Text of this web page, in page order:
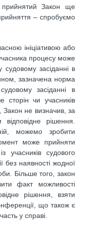
прийнятий Закон ще
– спробуємо
ініціативою або
процесу може
судовому засіданні в
зазначена норма
засіданні в
сторін чи учасників
не визначив, за
рішення.
можемо зробити
може прийняти
учасників судового
без наявності жодної
Більше того, закон
факт можливості
рішення, взяти
що також є
у справі.